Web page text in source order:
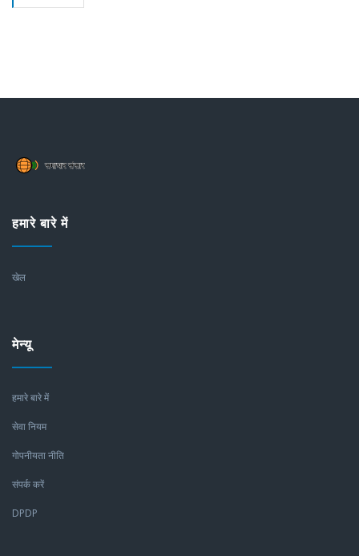
हमारे बारे में
खेल
मेन्यू
हमारे बारे में
सेवा नियम
गोपनीयता नीति
संपर्क करें
DPDP